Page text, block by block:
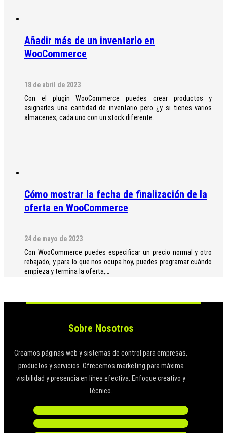
Añadir más de un inventario en
WooCommerce
18 de abril de 2023
Con el plugin WooCommerce puedes crear productos y
asignarles una cantidad de inventario pero ¿y si tienes varios
almacenes, cada uno con un stock diferente…
Cómo mostrar la fecha de finalización de la
oferta en WooCommerce
24 de mayo de 2023
Con WooCommerce puedes especificar un precio normal y otro
rebajado, y para lo que nos ocupa hoy, puedes programar cuándo
empieza y termina la oferta,…
Sobre Nosotros
Creamos páginas web y sistemas de control para empresas,
productos y servicios. Ofrecemos marketing para máxima
visibilidad y presencia en línea efectiva. Enfoque creativo y
técnico.